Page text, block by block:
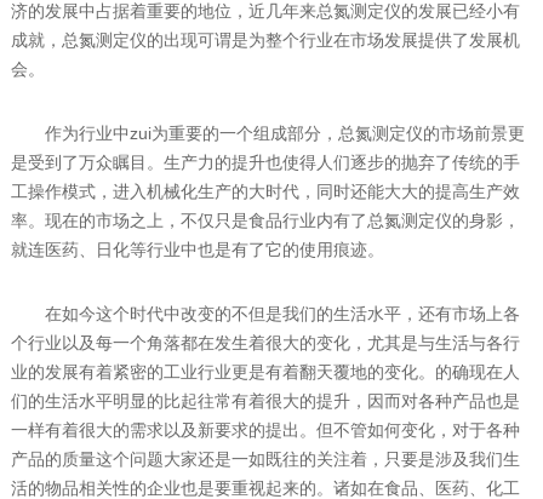
济的发展中占据着重要的地位，近几年来总氮测定仪的发展已经小有
成就，总氮测定仪的出现可谓是为整个行业在市场发展提供了发展机
会。
作为行业中zui为重要的一个组成部分，总氮测定仪的市场前景更
是受到了万众瞩目。生产力的提升也使得人们逐步的抛弃了传统的手
工操作模式，进入机械化生产的大时代，同时还能大大的提高生产效
率。现在的市场之上，不仅只是食品行业内有了总氮测定仪的身影，
就连医药、日化等行业中也是有了它的使用痕迹。
在如今这个时代中改变的不但是我们的生活水平，还有市场上各
个行业以及每一个角落都在发生着很大的变化，尤其是与生活与各行
业的发展有着紧密的工业行业更是有着翻天覆地的变化。的确现在人
们的生活水平明显的比起往常有着很大的提升，因而对各种产品也是
一样有着很大的需求以及新要求的提出。但不管如何变化，对于各种
产品的质量这个问题大家还是一如既往的关注着，只要是涉及我们生
活的物品相关性的企业也是要重视起来的。诸如在食品、医药、化工